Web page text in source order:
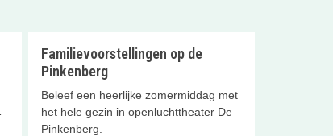
Familievoorstellingen op de
Pinkenberg
Beleef een heerlijke zomermiddag met
het hele gezin in openluchttheater De
Pinkenberg.